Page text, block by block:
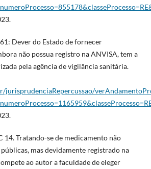
Dever do Estado de fornecer
não possua registro na ANVISA, tem a
pela agência de vigilância sanitária.
jurisprudenciaRepercussao/
14. Tratando-se de medicamento não
mas devidamente registrado na
ao autor a faculdade de eleger